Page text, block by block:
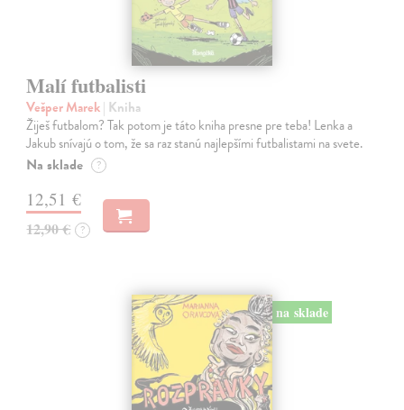
Malí futbalisti
Vešper Marek| Kniha
Žiješ futbalom? Tak potom je táto kniha presne pre teba! Lenka a
Jakub snívajú o tom, že sa raz stanú najlepšími futbalistami na svete.
Na sklade ?
12,51 €
12,90 € ?
na sklade